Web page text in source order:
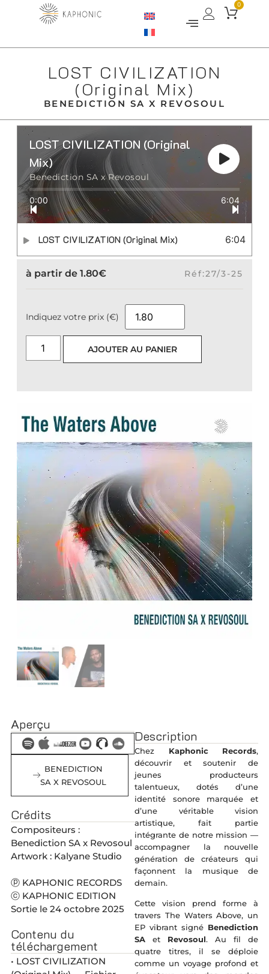
0
BENEDICTION SA X REVOSOUL
LOST CIVILIZATION
(Original Mix)
LOST CIVILIZATION (Original
Mix)
Benediction SA x Revosoul
0:00 6:04
LOST CIVILIZATION (Original Mix) 6:04
à partir de 1.80€ Réf:27/3-25
Indiquez votre prix (€)
AJOUTER AU PANIER
Aperçu
BENEDICTION
SA X REVOSOUL
Crédits
Compositeurs :
Benediction SA x Revosoul
Artwork : Kalyane Studio
ⓟ KAPHONIC RECORDS
ⓒ KAPHONIC EDITION
Sortie le 24 octobre 2025
Contenu du
téléchargement
• LOST CIVILIZATION
Description
Chez Kaphonic Records,
découvrir et soutenir de
jeunes producteurs
talentueux, dotés d’une
identité sonore marquée et
d’une véritable vision
artistique, fait partie
intégrante de notre mission —
accompagner la nouvelle
génération de créateurs qui
façonnent la musique de
demain.
Cette vision prend forme à
travers The Waters Above, un
EP vibrant signé Benediction
SA et Revosoul. Au fil de
quatre titres, il se déploie
comme un voyage profond et